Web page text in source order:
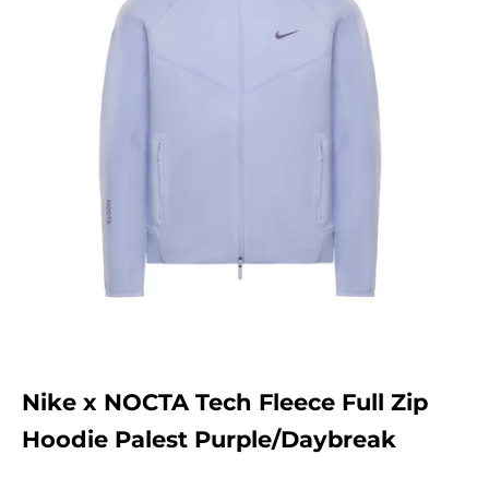
Nike x NOCTA Tech Fleece Full Zip
Hoodie Palest Purple/Daybreak